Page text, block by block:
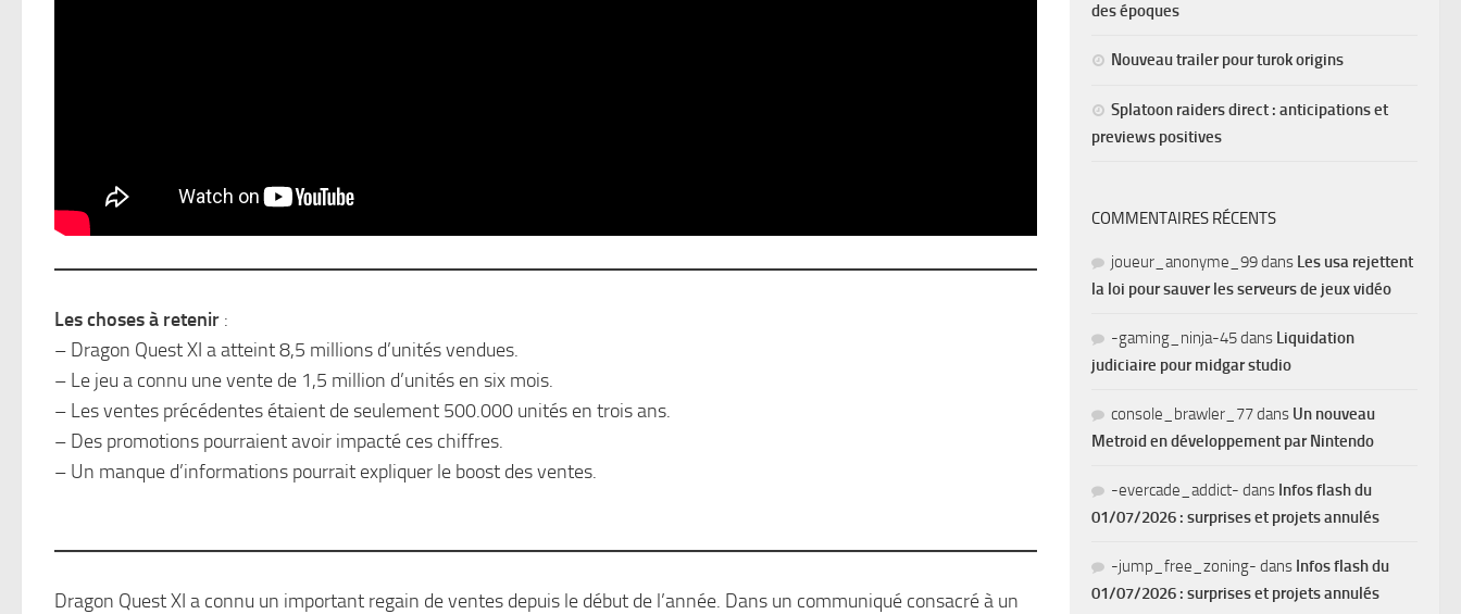
Les choses à retenir :
– Dragon Quest XI a atteint 8,5 millions d’unités vendues.
– Le jeu a connu une vente de 1,5 million d’unités en six mois.
– Les ventes précédentes étaient de seulement 500.000 unités en trois ans.
– Des promotions pourraient avoir impacté ces chiffres.
– Un manque d’informations pourrait expliquer le boost des ventes.
Dragon Quest XI a connu un important regain de ventes depuis le début de l’année. Dans un communiqué consacré à un
des époques
Nouveau trailer pour turok origins
Splatoon raiders direct : anticipations et
previews positives
COMMENTAIRES RÉCENTS
joueur_anonyme_99dans Les usa rejettent
la loi pour sauver les serveurs de jeux vidéo
-gaming_ninja-45dans Liquidation
judiciaire pour midgar studio
console_brawler_77dans Un nouveau
Metroid en développement par Nintendo
-evercade_addict- dans Infos flash du
01/07/2026 : surprises et projets annulés
-jump_free_zoning- dans Infos flash du
01/07/2026 : surprises et projets annulés